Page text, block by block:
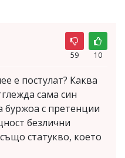
59 10
е постулат? Каква
сама син
буржоа с претенции
безлични
статукво, което